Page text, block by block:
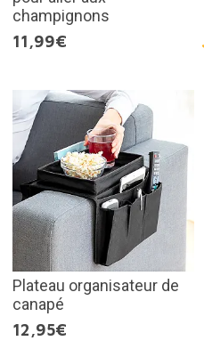
champignons
11,99€
Plateau organisateur de
canapé
12,95€